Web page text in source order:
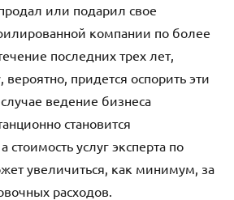
или подарил свое
компании по более
последних трех лет,
придется оспорить эти
ведение бизнеса
становится
услуг эксперта по
увеличиться, как минимум, за
расходов.